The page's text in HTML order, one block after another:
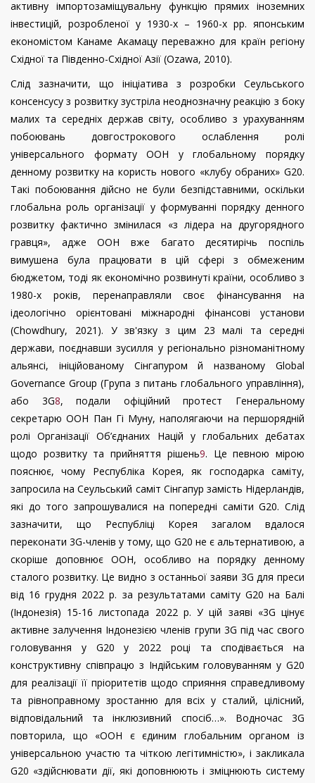
активну імпортозаміщувальну функцію прямих іноземних
інвестицій, розробленої у 1930-х – 1960-х рр. японським
економістом Канаме Акамацупереважно для країн регіону
Східної та Південно-Східної Азії (Ozawa, 2010).
Слід зазначити, що ініціатива з розробки Сеульського
консенсусу з розвитку зустріла неоднозначну реакцію з боку
малих та середніх держав світу, особливо з урахуванням
побоювань довгострокового ослаблення ролі
універсального формату ООН у глобальному порядку
денному розвитку на користь нового «клубу обраних» G20.
Такі побоювання дійсно не були безпідставними, оскільки
глобальна роль організації у формуванні порядку денного
розвитку фактично змінилася «з лідера на другорядного
гравця», адже ООН вже багато десятирічь поспіль
вимушена була працювати в цій сфері з обмеженим
бюджетом, тоді як економічно розвинуті країни, особливо з
1980-х років, перенаправляли своє фінансування на
ідеологічно орієнтовані міжнародні фінансові установи
(Chowdhury, 2021). У зв'язку з цим 23 малі та середні
держави, поєднавши зусилля у регіонально різноманітному
альянсі, ініційованому Сінгапуром й названому Global
Governance Group (Група з питань глобального управління),
або 3G8, подали офіційний протест Генеральному
секретарю ООН Пан Гі Муну, наполягаючи на першорядній
ролі Організації Об’єднаних Націй у глобальних дебатах
щодо розвитку та прийняття рішень9. Це певною мірою
пояснює, чому Республіка Корея, як господарка саміту,
запросила на Сеульський саміт Сінгапур замість Нідерландів,
які до того запрошувалися на попередні саміти G20. Слід
зазначити, що Республіці Корея загалом вдалося
переконати 3G-членів у тому, що G20 не є альтернативою, а
скоріше доповнює ООН, особливо на порядку денному
сталого розвитку. Це видно з останньої заяви 3G для преси
від 16 грудня 2022 р. за результатами саміту G20 на Балі
(Індонезія) 15-16 листопада 2022 р. У цій заяві «3G цінує
активне залучення Індонезією членів групи 3G під час свого
головування у G20 у 2022 році та сподівається на
конструктивну співпрацю з Індійським головуванням у G20
для реалізації її пріоритетів щодо сприяння справедливому
та рівноправному зростанню для всіх у сталий, цілісний,
відповідальний та інклюзивний спосіб…». Водночас 3G
повторила, що «ООН є єдиним глобальним органом із
універсальною участю та чіткою легітимністю», і закликала
G20 «здійснювати дії, які доповнюють і зміцнюють систему